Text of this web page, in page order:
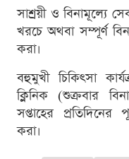
সাশ্রয়ী ও বিনামূল্যে
খরচে অথবা সম্পূর্ণ
করা।
বহুমুখী চিকিৎসা
ক্লিনিক (শুক্রবার
সপ্তাহের প্রতিদিনের
করা।